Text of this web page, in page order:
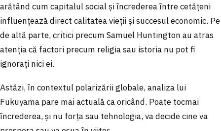
arătând cum capitalul social și încrederea între cetățeni
influențează direct calitatea vieții și succesul economic. Pe
de altă parte, critici precum Samuel Huntington au atras
atenția că factori precum religia sau istoria nu pot fi
ignorați nici ei.
Astăzi, în contextul polarizării globale, analiza lui
Fukuyama pare mai actuală ca oricând. Poate tocmai
încrederea, și nu forța sau tehnologia, va decide cine va